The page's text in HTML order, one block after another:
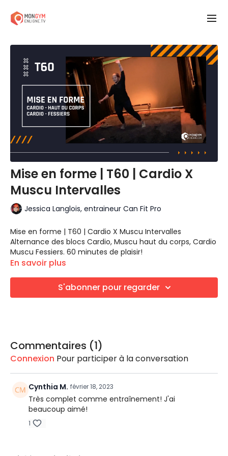
Mise en forme | T60 | Cardio X
Muscu Intervalles
Jessica Langlois, entraineur Can Fit Pro
Mise en forme | T60 | Cardio X Muscu Intervalles
Alternance des blocs Cardio, Muscu haut du corps, Cardio
Muscu Fessiers. 60 minutes de plaisir!
Bloc Cardio 3
4x genoux hauts + 1x burpees
Climber
Bloc Muscu Haut du corps
Mini Circuit 1
Élévation latérale
Élévation des épaules
Mini Circuit 2
En savoir plus
S'abonner pour regarder
Commentaires (1)
Connexion Pour participer à la conversation
Cynthia M. février 18, 2023
Très complet comme entraînement! J'ai
beaucoup aimé!
1